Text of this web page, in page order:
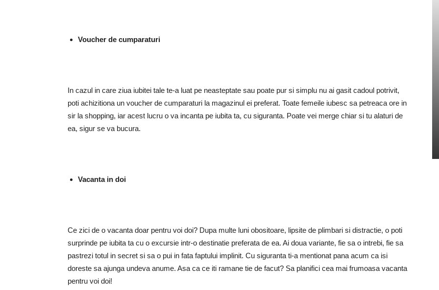
Voucher de cumparaturi
In cazul in care ziua iubitei tale te-a luat pe neasteptate sau poate pur si simplu nu ai gasit cadoul potrivit,
poti achizitiona un voucher de cumparaturi la magazinul ei preferat. Toate femeile iubesc sa petreaca ore in
sir la shopping, iar acest lucru o va incanta pe iubita ta, cu siguranta. Poate vei merge chiar si tu alaturi de
ea, sigur se va bucura.
Vacanta in doi
Ce zici de o vacanta doar pentru voi doi? Dupa multe luni obositoare, lipsite de plimbari si distractie, o poti
surprinde pe iubita ta cu o excursie intr-o destinatie preferata de ea. Ai doua variante, fie sa o intrebi, fie sa
pastrezi totul in secret si sa o pui in fata faptului implinit. Cu siguranta ti-a mentionat pana acum ca isi
doreste sa ajunga undeva anume. Asa ca ce iti ramane tie de facut? Sa planifici cea mai frumoasa vacanta
pentru voi doi!